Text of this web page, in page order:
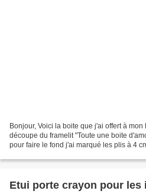
Bonjour, Voici la boite que j'ai offert à
découpe du framelit "Toute une boite
pour faire le fond j'ai marqué les plis à 4
Etui porte crayon pour les